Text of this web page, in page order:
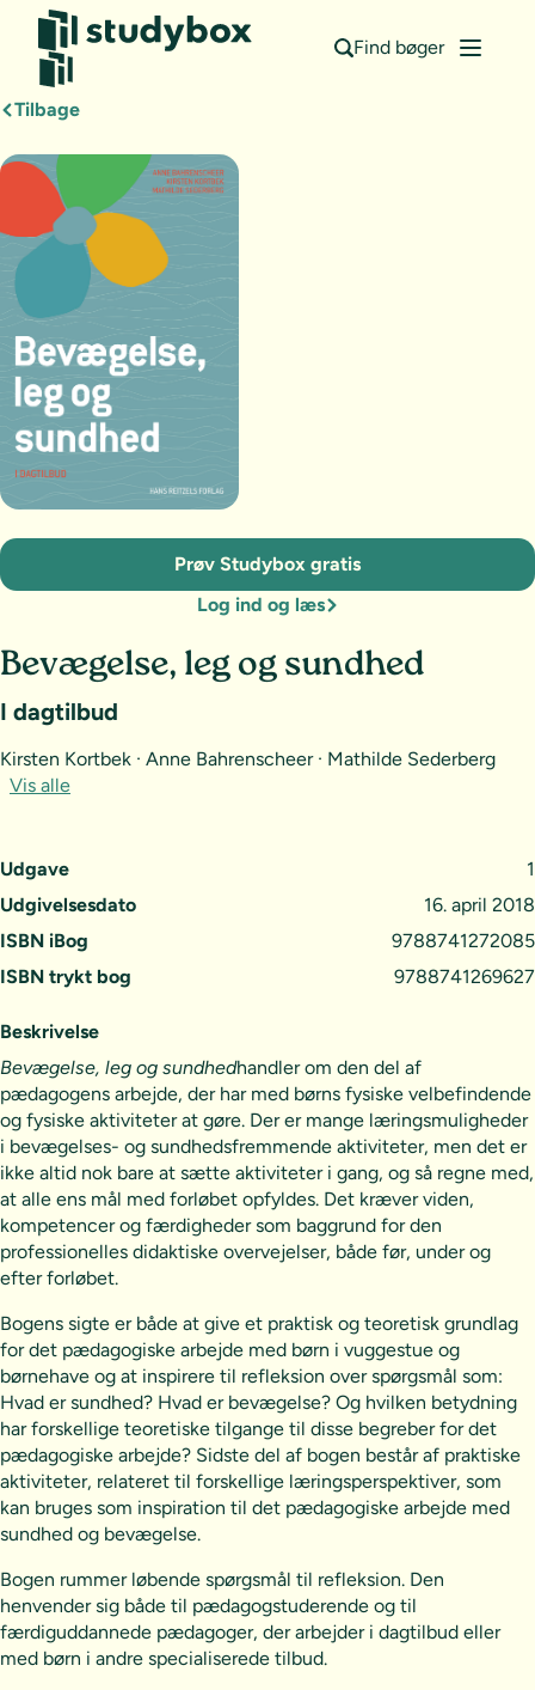
Find bøger
Tilbage
Udgave
1
Udgivelsesdato
16. april 2018
ISBN iBog
9788741272085
ISBN trykt bog
9788741269627
Bevægelse, leg og sundhed
I dagtilbud
Kirsten Kortbek · Anne Bahrenscheer · Mathilde Sederberg
Vis alle
Prøv Studybox gratis
Log ind og læs
Beskrivelse
Bevægelse, leg og sundhedhandler om den del af
pædagogens arbejde, der har med børns fysiske velbefindende
og fysiske aktiviteter at gøre. Der er mange læringsmuligheder
i bevægelses- og sundhedsfremmende aktiviteter, men det er
ikke altid nok bare at sætte aktiviteter i gang, og så regne med,
at alle ens mål med forløbet opfyldes. Det kræver viden,
kompetencer og færdigheder som baggrund for den
professionelles didaktiske overvejelser, både før, under og
efter forløbet.
Bogens sigte er både at give et praktisk og teoretisk grundlag
for det pædagogiske arbejde med børn i vuggestue og
børnehave og at inspirere til refleksion over spørgsmål som:
Hvad er sundhed? Hvad er bevægelse? Og hvilken betydning
har forskellige teoretiske tilgange til disse begreber for det
pædagogiske arbejde? Sidste del af bogen består af praktiske
aktiviteter, relateret til forskellige læringsperspektiver, som
kan bruges som inspiration til det pædagogiske arbejde med
sundhed og bevægelse.
Bogen rummer løbende spørgsmål til refleksion. Den
henvender sig både til pædagogstuderende og til
færdiguddannede pædagoger, der arbejder i dagtilbud eller
med børn i andre specialiserede tilbud.